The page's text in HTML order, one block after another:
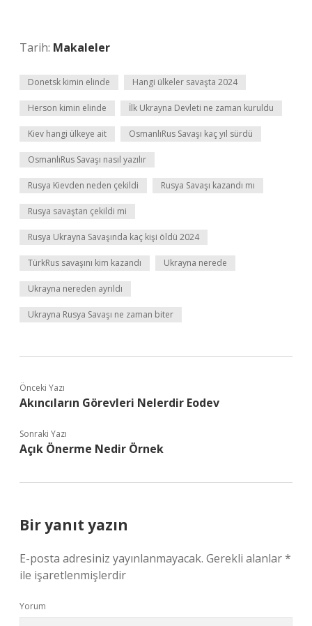
Tarih: Makaleler
Donetsk kimin elinde Hangi ülkeler savaşta 2024
Herson kimin elinde İlk Ukrayna Devleti ne zaman kuruldu
Kiev hangi ülkeye ait OsmanlıRus Savaşı kaç yıl sürdü
OsmanlıRus Savaşı nasıl yazılır
Rusya Kievden neden çekildi Rusya Savaşı kazandı mı
Rusya savaştan çekildi mi
Rusya Ukrayna Savaşında kaç kişi öldü 2024
TürkRus savaşını kim kazandı Ukrayna nerede
Ukrayna nereden ayrıldı
Ukrayna Rusya Savaşı ne zaman biter
Önceki Yazı
Akıncıların Görevleri Nelerdir Eodev
Sonraki Yazı
Açık Önerme Nedir Örnek
Bir yanıt yazın
E-posta adresiniz yayınlanmayacak. Gerekli alanlar*
ile işaretlenmişlerdir
Yorum